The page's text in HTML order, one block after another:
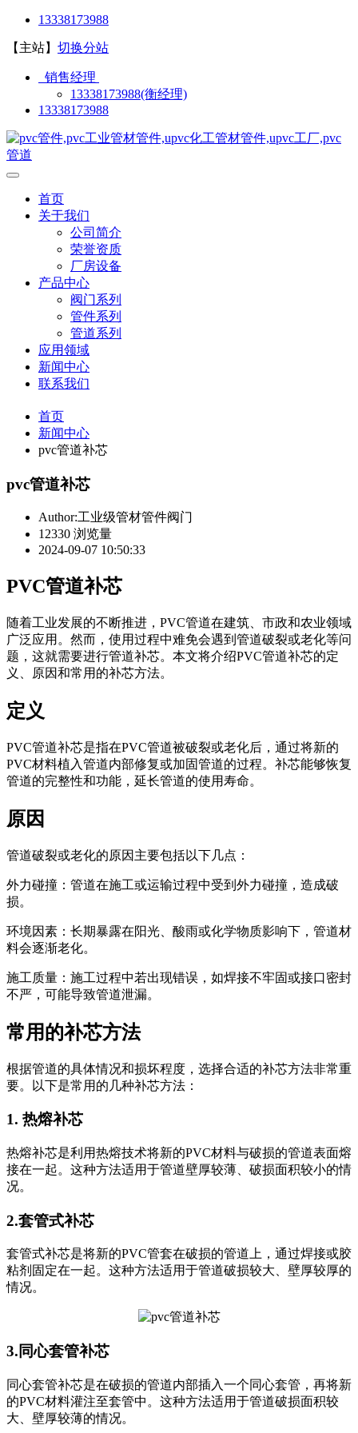
13338173988
【主站】 切换分站
销售经理
13338173988(衡经理)
13338173988
首页
关于我们
公司简介
荣誉资质
厂房设备
产品中心
阀门系列
管件系列
管道系列
应用领域
新闻中心
联系我们
首页
新闻中心
pvc管道补芯
pvc管道补芯
Author:工业级管材管件阀门
12330 浏览量
2024-09-07 10:50:33
PVC管道补芯
随着工业发展的不断推进，PVC管道在建筑、市政和农业领域
广泛应用。然而，使用过程中难免会遇到管道破裂或老化等问
题，这就需要进行管道补芯。本文将介绍PVC管道补芯的定
义、原因和常用的补芯方法。
定义
PVC管道补芯是指在PVC管道被破裂或老化后，通过将新的
PVC材料植入管道内部修复或加固管道的过程。补芯能够恢复
管道的完整性和功能，延长管道的使用寿命。
原因
管道破裂或老化的原因主要包括以下几点：
外力碰撞：管道在施工或运输过程中受到外力碰撞，造成破
损。
环境因素：长期暴露在阳光、酸雨或化学物质影响下，管道材
料会逐渐老化。
施工质量：施工过程中若出现错误，如焊接不牢固或接口密封
不严，可能导致管道泄漏。
常用的补芯方法
根据管道的具体情况和损坏程度，选择合适的补芯方法非常重
要。以下是常用的几种补芯方法：
1. 热熔补芯
热熔补芯是利用热熔技术将新的PVC材料与破损的管道表面熔
接在一起。这种方法适用于管道壁厚较薄、破损面积较小的情
况。
2.套管式补芯
套管式补芯是将新的PVC管套在破损的管道上，通过焊接或胶
粘剂固定在一起。这种方法适用于管道破损较大、壁厚较厚的
情况。
3.同心套管补芯
同心套管补芯是在破损的管道内部插入一个同心套管，再将新
的PVC材料灌注至套管中。这种方法适用于管道破损面积较
大、壁厚较薄的情况。